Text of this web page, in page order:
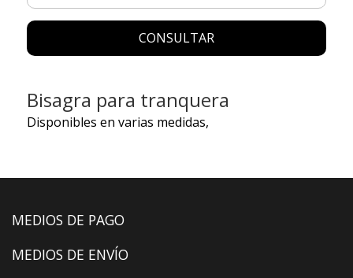
CONSULTAR
Bisagra para tranquera
Disponibles en varias medidas,
MEDIOS DE PAGO
MEDIOS DE ENVÍO